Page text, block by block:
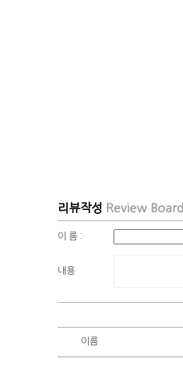
리뷰작성 Review Board
이 름 :
내용
이름